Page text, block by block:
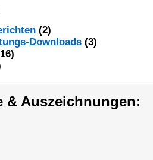
(2)
Downloads (3)
& Auszeichnungen: